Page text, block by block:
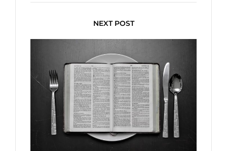
NEXT POST